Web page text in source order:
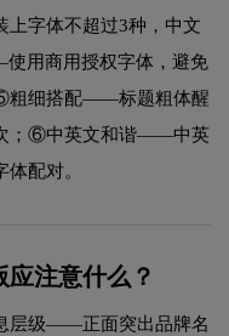
字体不超过3种，中文
用商用授权字体，避免
粗细搭配——标题粗体醒
；⑥中英文和谐——中英
配对。
注意什么？
层级——正面突出品牌名